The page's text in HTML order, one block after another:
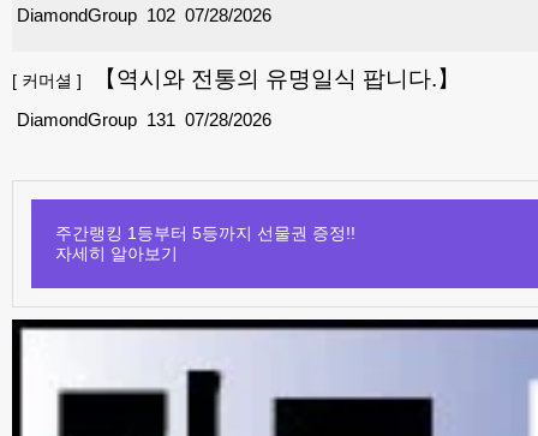
102
DiamondGroup 07/28/2026
[ 커머셜 ] 【역시와 전통의 유명일식 팝니다.】
131
DiamondGroup 07/28/2026
주간랭킹 1등부터 5등까지 선물권 증정!!
자세히 알아보기